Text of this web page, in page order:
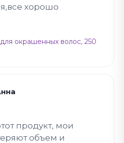
хорошо
окрашенных волос, 250
продукт, мои
объем и